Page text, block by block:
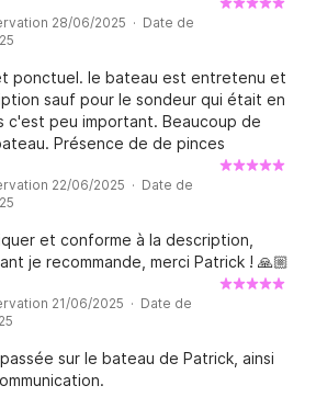
28/06/2025 · Date de
ponctuel. le bateau est entretenu et
sauf pour le sondeur qui était en
c'est peu important. Beaucoup de
Présence de de pinces
pour accrocher une toile
taux de soleil.
22/06/2025 · Date de
et conforme à la description,
je recommande, merci Patrick ! 🙏🏼
21/06/2025 · Date de
sur le bateau de Patrick, ainsi